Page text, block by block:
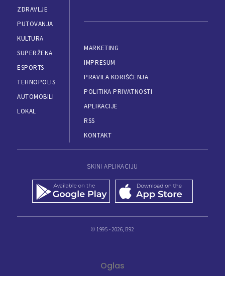
ZDRAVLJE
PUTOVANJA
KULTURA
SUPERŽENA
ESPORTS
TEHNOPOLIS
AUTOMOBILI
LOKAL
MARKETING
IMPRESUM
PRAVILA KORIŠĆENJA
POLITIKA PRIVATNOSTI
APLIKACIJE
RSS
KONTAKT
SKINI APLIKACIJU
© 1995 - 2026, B92